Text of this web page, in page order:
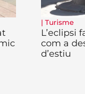
| Turisme
L’eclipsi
com a
d’estiu